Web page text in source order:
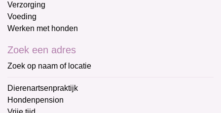
Verzorging
Voeding
Werken met honden
Zoek een adres
Zoek op naam of locatie
Dierenartsenpraktijk
Hondenpension